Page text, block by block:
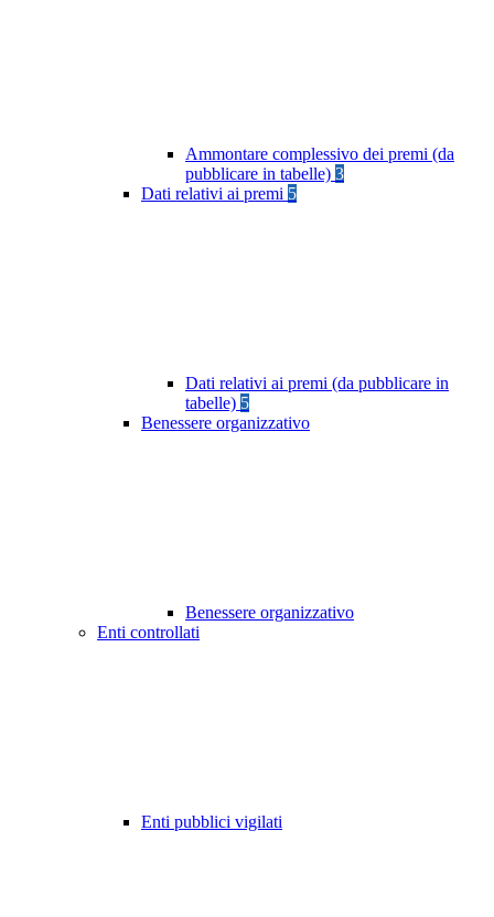
Ammontare complessivo dei premi (da
pubblicare in tabelle) 3
Dati relativi ai premi 5
Dati relativi ai premi (da pubblicare in
tabelle) 5
Benessere organizzativo
Benessere organizzativo
Enti controllati
Enti pubblici vigilati